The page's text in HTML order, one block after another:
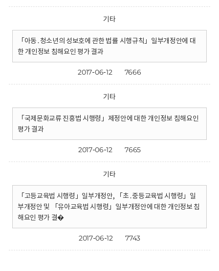
기타
「아동․청소년의 성보호에 관한 법률 시행규칙」일부개정안에 대
한 개인정보 침해요인 평가 결과
2017-06-12 7666
기타
「국제문화교류 진흥법 시행령」제정안에 대한 개인정보 침해요인
평가 결과
2017-06-12 7665
기타
「고등교육법 시행령」일부개정안, 「초․중등교육법 시행령」일
부개정안 및 「유아교육법 시행령」일부개정안에 대한 개인정보 침
해요인 평가 결�
2017-06-12 7743